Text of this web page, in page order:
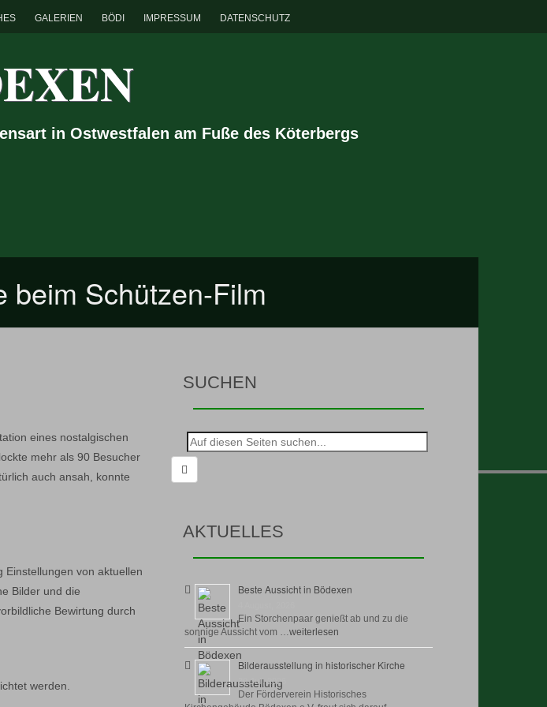
GALERIEN BÖDI IMPRESSUM DATENSCHUTZ
in Ostwestfalen am Fuße des Köterbergs
beim Schützen-Film
eines nostalgischen
mehr als 90 Besucher
auch ansah, konnte
Einstellungen von aktuellen
Bilder und die
Bewirtung durch
werden.
SUCHEN
Suche
nach:
AKTUELLES
Beste Aussicht in Bödexen
Ein Storchenpaar genießt ab und zu die
sonnige Aussicht vom …weiterlesen
Bilderausstellung in historischer Kirche
30 Juli, 2026
Der Förderverein Historisches